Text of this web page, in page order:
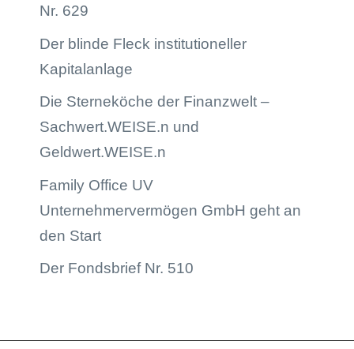
Nr. 629
Der blinde Fleck institutioneller
Kapitalanlage
Die Sterneköche der Finanzwelt –
Sachwert.WEISE.n und
Geldwert.WEISE.n
Family Office UV
Unternehmervermögen GmbH geht an
den Start
Der Fondsbrief Nr. 510